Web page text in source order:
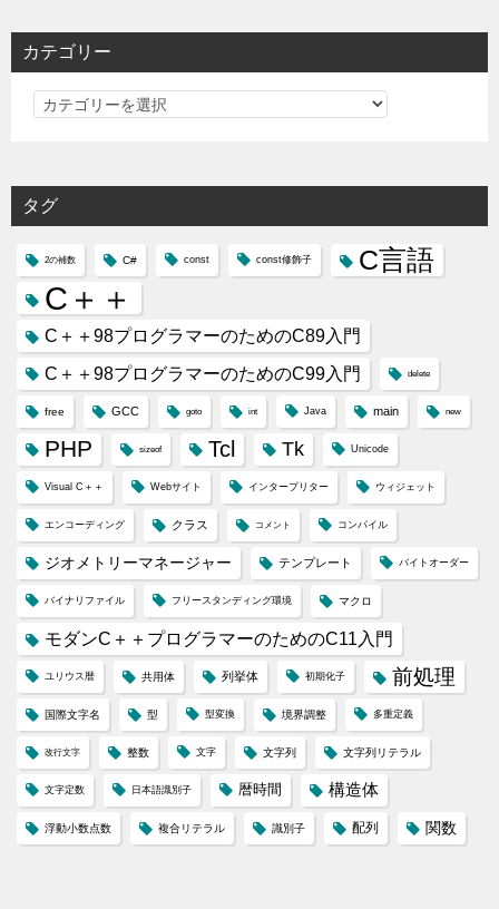
カテゴリー
カ
リ
ー
タグ
2の補数 C# const const修飾子 C言語
C＋＋
C＋＋98プログラマーのためのC89入門
C＋＋98プログラマーのためのC99入門
delete
free GCC goto int Java main new
PHP sizeof Tcl Tk Unicode
Visual C＋＋ Webサイト インタープリター ウィジェット
エンコーディング クラス コメント コンパイル
ジオメトリーマネージャー テンプレート バイトオーダー
バイナリファイル フリースタンディング環境 マクロ
モダンC＋＋プログラマーのためのC11入門
ユリウス暦 共用体 列挙体 初期化子 前処理
国際文字名 型 型変換 境界調整 多重定義
改行文字 整数 文字 文字列 文字列リテラル
文字定数 日本語識別子 暦時間 構造体
浮動小数点数 複合リテラル 識別子 配列 関数